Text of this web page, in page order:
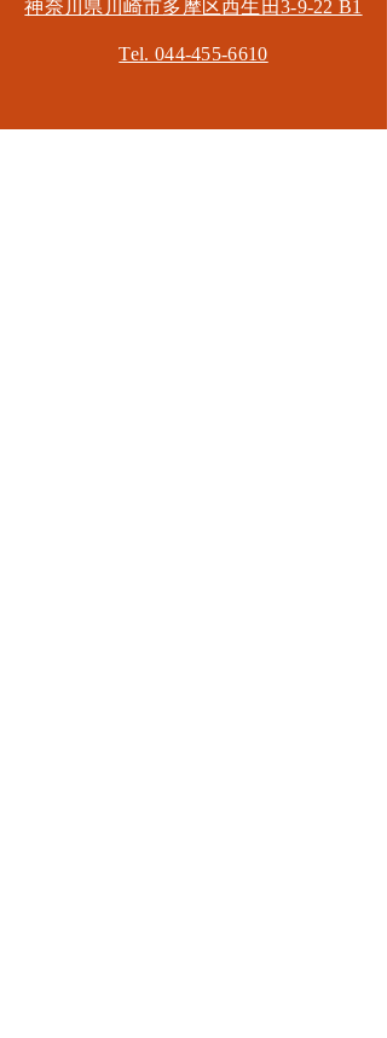
神奈川県川崎市多摩区​西生田3-9-22 B1
Tel. 044-455-6610